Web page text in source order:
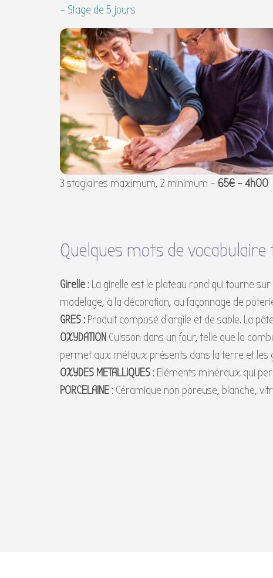
– Stage de 5 jours
3 stagiaires maximum, 2 minimum – 65€ – 4h00
Quelques mots de vocabulaire
Girelle: La girelle est le plateau rond qui tourne
modelage, à la décoration, au façonnage de
GRES : Produit composé d’argile et de sable. La
OXYDATION Cuisson dans un four, telle que la
permet aux métaux présents dans la terre et les
OXYDES METALLIQUES: Eléments minéraux qui
PORCELAINE: Céramique non poreuse, blanche,